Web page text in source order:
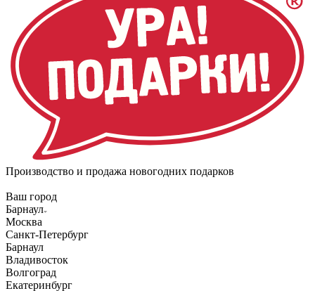
Производство и продажа новогодних подарков
Ваш город
Барнаул
Москва
Санкт-Петербург
Барнаул
Владивосток
Волгоград
Екатеринбург